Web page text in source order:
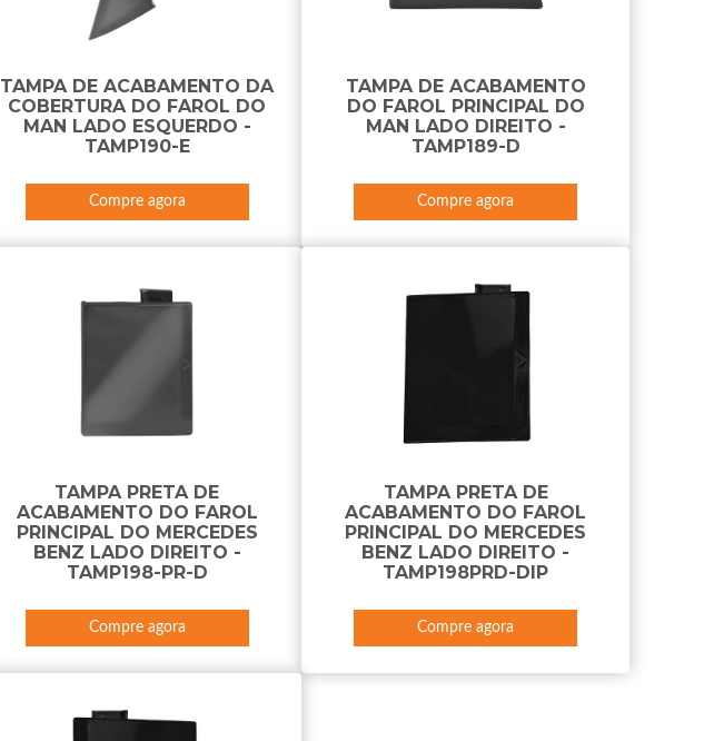
TAMPA DE ACABAMENTO DA
COBERTURA DO FAROL DO
MAN LADO ESQUERDO -
TAMP190-E
Compre agora
TAMPA DE ACABAMENTO
DO FAROL PRINCIPAL DO
MAN LADO DIREITO -
TAMP189-D
Compre agora
TAMPA PRETA DE
ACABAMENTO DO FAROL
PRINCIPAL DO MERCEDES
BENZ LADO DIREITO -
TAMP198-PR-D
Compre agora
TAMPA PRETA DE
ACABAMENTO DO FAROL
PRINCIPAL DO MERCEDES
BENZ LADO DIREITO -
TAMP198PRD-DIP
Compre agora